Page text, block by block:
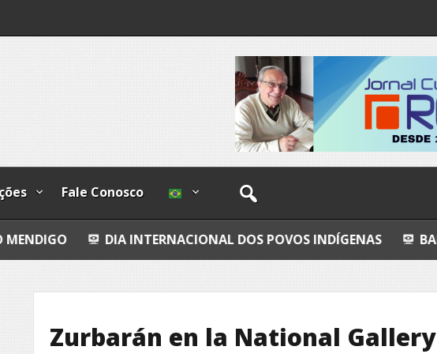
Fale Conosco
INTERNACIONAL DOS POVOS INDÍGENAS BAILANDO
Zurbarán en la National